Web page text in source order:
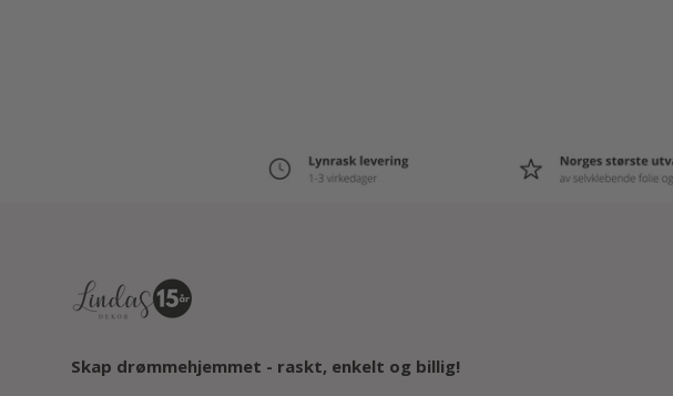
Skap drømmehjemmet - raskt, enkelt og billig!